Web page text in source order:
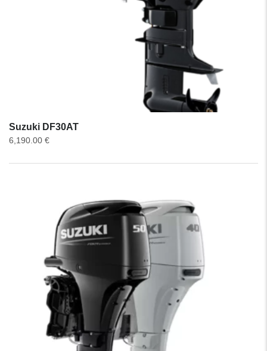
Suzuki DF30AT
6,190.00 €